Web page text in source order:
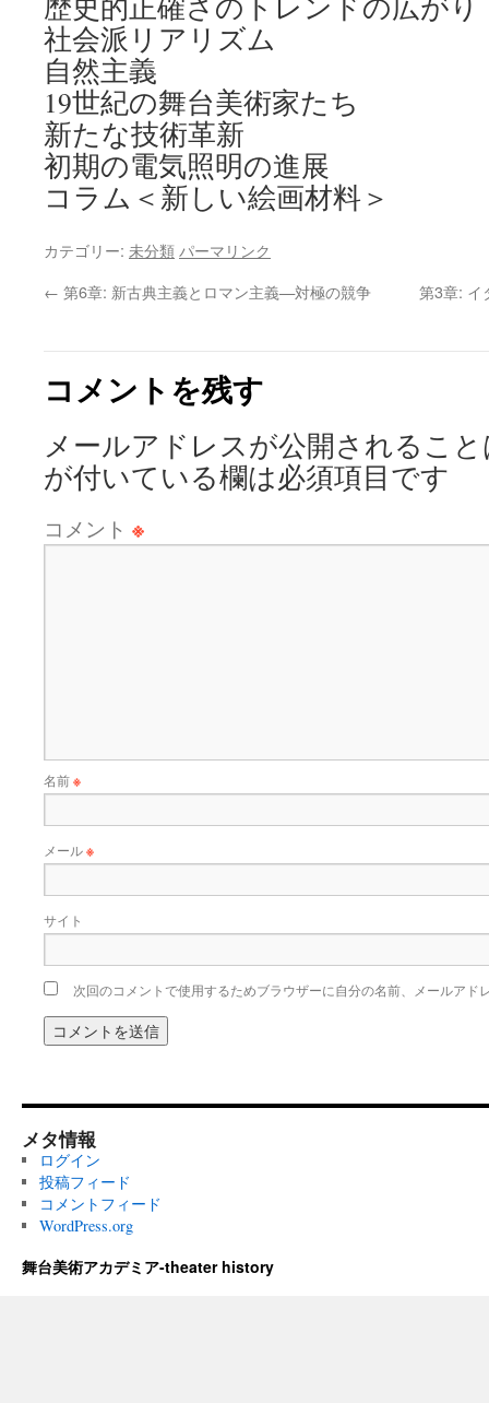
社会派リアリズム
自然主義
19世紀の舞台美術家たち
新たな技術革新
初期の電気照明の進展
コラム＜新しい絵画材料＞
カテゴリー: 未分類 パーマリンク
← 第6章: 新古典主義とロマン主義—対極の競争 第3章: イ
コメントを残す
メールアドレスが公開されるこ
が付いている欄は必須項目です
コメント ※
名前※
メール※
サイト
次回のコメントで使用するためブラウザーに自分の名前、メールアド
メタ情報
ログイン
投稿フィード
コメントフィード
WordPress.org
舞台美術アカデミア-theater history